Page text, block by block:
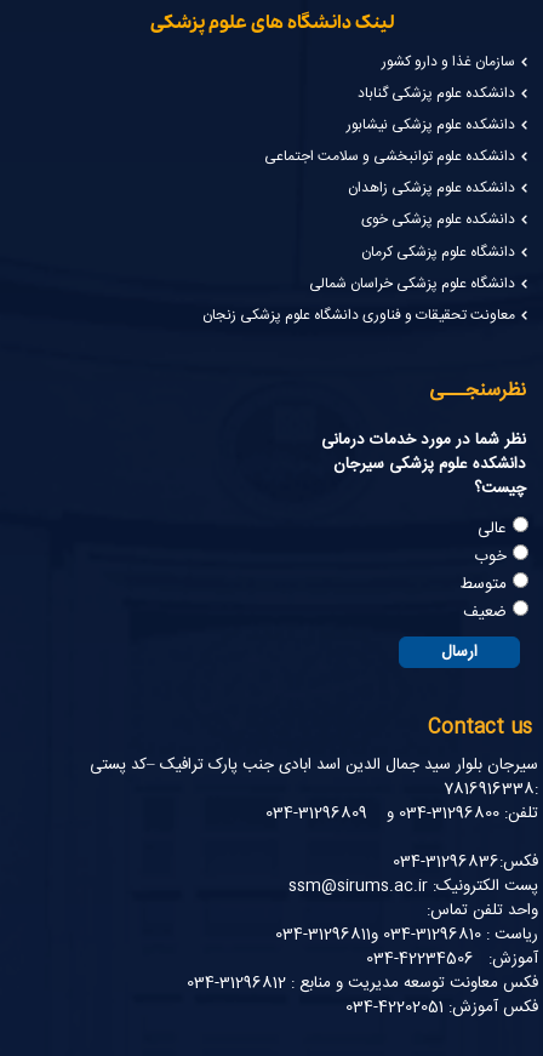
لینک دانشگاه های علوم پزشکی
سازمان غذا و دارو کشور
دانشکده علوم پزشکی گناباد
دانشکده علوم پزشکی نیشابور
دانشکده علوم توانبخشی و سلامت اجتماعی
دانشکده علوم پزشکی زاهدان
دانشکده علوم پزشکی خوی
دانشگاه علوم پزشکی کرمان
دانشگاه علوم پزشکی خراسان شمالی
معاونت تحقیقات و فناوری دانشگاه علوم پزشکی زنجان
نظرسنجـــی
نظر شما در مورد خدمات درمانی
دانشکده علوم پزشکی سیرجان
چیست؟
عالی
خوب
متوسط
ضعیف
Contact us
سیرجان بلوار سید جمال الدین اسد ابادی جنب پارک ترافیک –کد پستی
:7816916338
تلفن: 31296800-034 و 31296809-034
فکس:31296836-034
پست الکترونیک: ssm@sirums.ac.ir
واحد تلفن تماس:
ریاست : 31296810-034 و31296811-034
آموزش: 42234506-034
فکس معاونت توسعه مدیریت و منابع : 31296812-034
فکس آموزش: 42202051-034